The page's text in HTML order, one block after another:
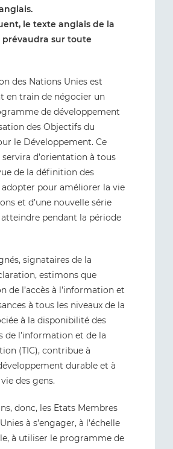
le texte anglais de la
prévaudra sur toute
des Nations Unies est
en train de négocier un
de développement
des Objectifs du
le Développement. Ce
d’orientation à tous
de la définition des
adopter pour améliorer la vie
et d’une nouvelle série
atteindre pendant la période
signataires de la
estimons que
de l’accès à l’information et
à tous les niveaux de la
à la disponibilité des
de l’information et de la
(TIC), contribue à
durable et à
des gens.
donc, les Etats Membres
à s’engager, à l’échelle
à utiliser le programme de